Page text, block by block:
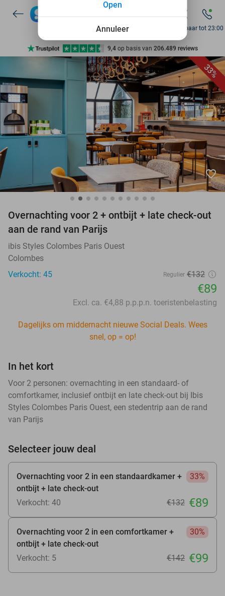
7 dagen per week beschikbaar
10+ miljoen leden
9,4 op basis van 206.489 reviews
Ontdek 15.000+ deals
7 dagen per week beschikbaar
10+ miljoen leden
Bereikbaar tot 23:00
33%
favorite_border
Overnachting voor 2 + ontbijt + late check-out
aan de rand van Parijs
ibis Styles Colombes Paris Ouest
Colombes
Verkocht: 45
Regulier €132
€89
Excl. ca. €4,88 p.p.p.n. toeristenbelasting
Dagelijks om middernacht nieuwe Social Deals. Wees
snel, op = op!
In het kort
Voor 2 personen: overnachting in een standaard- of
comfortkamer, inclusief ontbijt en late check-out bij Ibis
Styles Colombes Paris Ouest, een stedentrip aan de rand
van Parijs
Selecteer jouw deal
Overnachting voor 2 in een standaardkamer +
ontbijt + late check-out
33%
Verkocht: 40 €132 €89
Overnachting voor 2 in een comfortkamer +
ontbijt + late check-out
30%
Verkocht: 5 €142 €99
Annuleer
Open